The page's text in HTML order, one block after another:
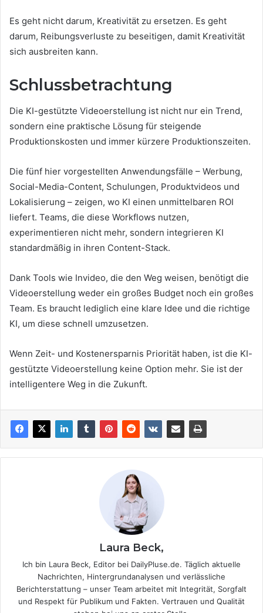
Es geht nicht darum, Kreativität zu ersetzen. Es geht
darum, Reibungsverluste zu beseitigen, damit Kreativität
sich ausbreiten kann.
Schlussbetrachtung
Die KI-gestützte Videoerstellung ist nicht nur ein Trend,
sondern eine praktische Lösung für steigende
Produktionskosten und immer kürzere Produktionszeiten.
Die fünf hier vorgestellten Anwendungsfälle – Werbung,
Social-Media-Content, Schulungen, Produktvideos und
Lokalisierung – zeigen, wo KI einen unmittelbaren ROI
liefert. Teams, die diese Workflows nutzen,
experimentieren nicht mehr, sondern integrieren KI
standardmäßig in ihren Content-Stack.
Dank Tools wie Invideo, die den Weg weisen, benötigt die
Videoerstellung weder ein großes Budget noch ein großes
Team. Es braucht lediglich eine klare Idee und die richtige
KI, um diese schnell umzusetzen.
Wenn Zeit- und Kostenersparnis Priorität haben, ist die KI-
gestützte Videoerstellung keine Option mehr. Sie ist der
intelligentere Weg in die Zukunft.
Laura Beck,
Ich bin Laura Beck, Editor bei DailyPluse.de. Täglich aktuelle
Nachrichten, Hintergrundanalysen und verlässliche
Berichterstattung – unser Team arbeitet mit Integrität, Sorgfalt
und Respekt für Publikum und Fakten. Vertrauen und Qualität